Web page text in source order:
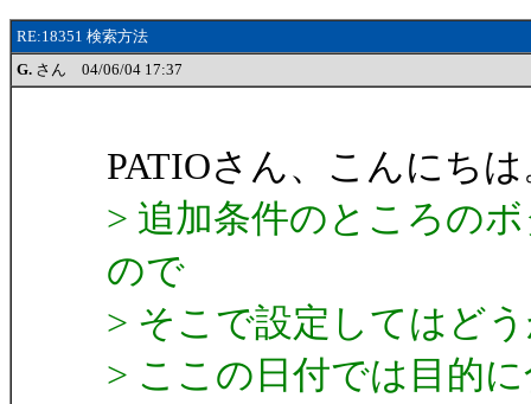
RE:18351 検索方法
G. さん 04/06/04 17:37
PATIOさん、こんにち
> 追加条件のところの
ので
> そこで設定してはど
> ここの日付では目的